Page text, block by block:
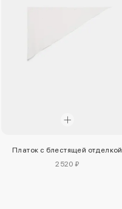
Платок с блестящей отделкой
2520 ₽